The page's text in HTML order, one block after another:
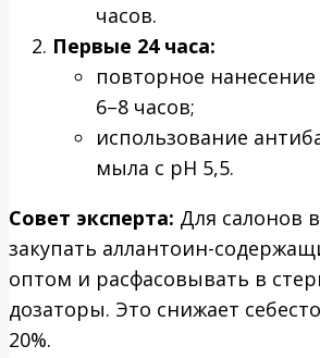
часов.
Первые 24 часа:
повторное
6–8 часов;
использование
мыла с pH 5,5.
Совет эксперта: Для салонов
закупать аллантоин-
оптом и расфасовывать в
дозаторы. Это снижает
20%.